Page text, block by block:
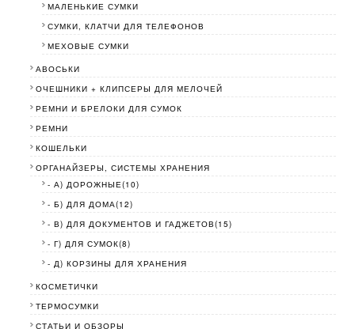
МАЛЕНЬКИЕ СУМКИ
СУМКИ, КЛАТЧИ ДЛЯ ТЕЛЕФОНОВ
МЕХОВЫЕ СУМКИ
АВОСЬКИ
ОЧЕШНИКИ + КЛИПСЕРЫ ДЛЯ МЕЛОЧЕЙ
РЕМНИ И БРЕЛОКИ ДЛЯ СУМОК
РЕМНИ
КОШЕЛЬКИ
ОРГАНАЙЗЕРЫ, СИСТЕМЫ ХРАНЕНИЯ
- А) ДОРОЖНЫЕ(10)
- Б) ДЛЯ ДОМА(12)
- В) ДЛЯ ДОКУМЕНТОВ И ГАДЖЕТОВ(15)
- Г) ДЛЯ СУМОК(8)
- Д) КОРЗИНЫ ДЛЯ ХРАНЕНИЯ
КОСМЕТИЧКИ
ТЕРМОСУМКИ
СТАТЬИ И ОБЗОРЫ